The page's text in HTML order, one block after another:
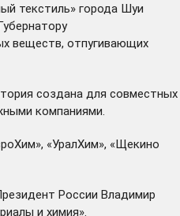
текстиль» города Шуи
веществ, отпугивающих
создана для совместных
компаниями.
«УралХим», «Щекино
России Владимир
и химия».